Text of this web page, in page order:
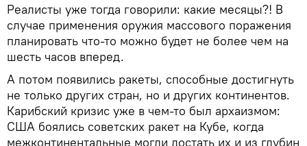
Реалисты уже тогда говорили: какие месяцы?! В
случае применения оружия массового поражения
планировать что-то можно будет не более чем на
шесть часов вперед.
А потом появились ракеты, способные достигнуть
не только других стран, но и других континентов.
Карибский кризис уже в чем-то был архаизмом:
США боялись советских ракет на Кубе, когда
межконтинентальные могли достать их и из глубин